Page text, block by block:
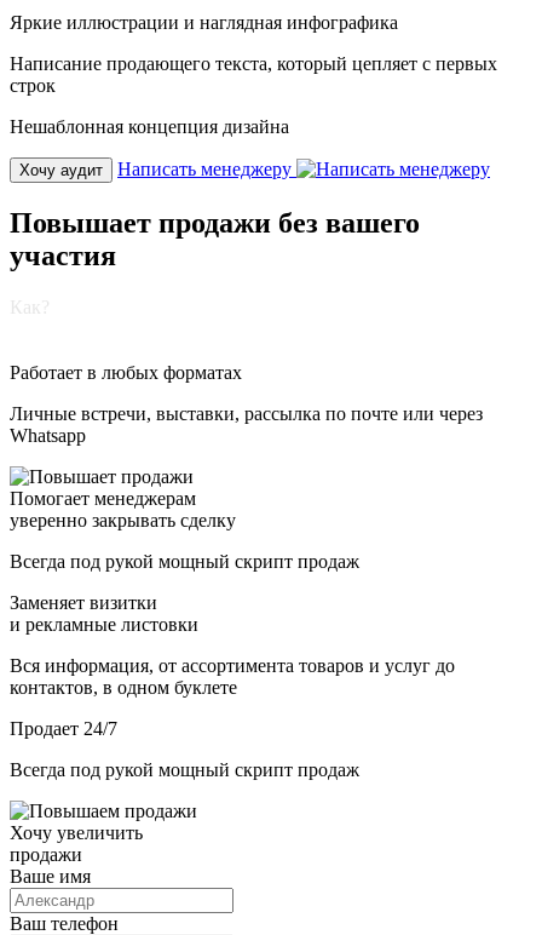
Яркие иллюстрации и наглядная инфографика
Написание продающего текста, который цепляет с первых
строк
Нешаблонная концепция дизайна
Хочу аудит Написать менеджеру
Повышает продажи без вашего
участия
Как?
Работает в любых форматах
Личные встречи, выставки, рассылка по почте или через
Whatsapp
Помогает менеджерам
уверенно закрывать сделку
Всегда под рукой мощный скрипт продаж
Заменяет визитки
и рекламные листовки
Вся информация, от ассортимента товаров и услуг до
контактов, в одном буклете
Продает 24/7
Всегда под рукой мощный скрипт продаж
Хочу увеличить
продажи
Ваше имя
Ваш телефон